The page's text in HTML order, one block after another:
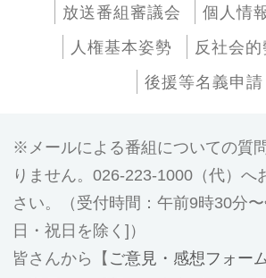
放送番組審議会
個人情
人権基本姿勢
反社会
後援等名義申請
メールによる番組についての質
りません。026-223-1000（代）へ
さい。（受付時間：午前9時30分〜
日・祝日を除く]）
皆さんから【 ご意見・感想フォー